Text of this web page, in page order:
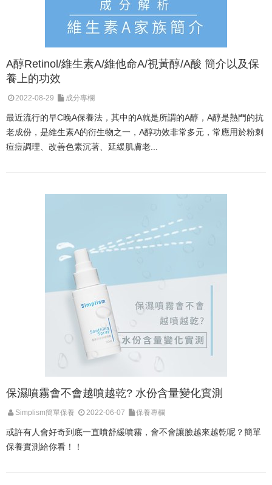
A醇Retinol/維生素A/維他命A/視黃醇/A酸 簡介以及保
養上的功效
2022-08-29 成分專欄
最近流行的早C晚A保養法，其中的A就是所謂的A醇，A醇是熱門的抗
老成份，是維生素A的衍生物之一，A醇功效非常多元，常應用於粉刺
痘痘調理、改善色素沉著、延緩肌膚老...
保濕噴霧會不會越噴越乾? 水份含量變化實測
Simplism簡單保養 2022-06-07 保養專欄
或許有人會好奇到底一直噴舒緩噴霧，會不會讓臉越來越乾呢？簡單
保養實測給你看！！